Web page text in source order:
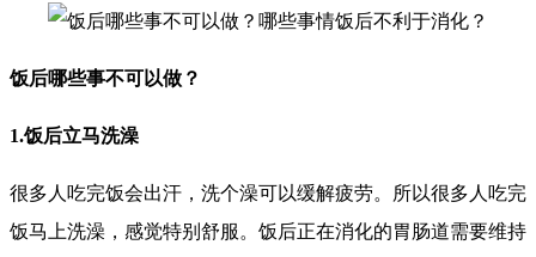
饭后哪些事不可以做？
1.饭后立马洗澡
很多人吃完饭会出汗，洗个澡可以缓解疲劳。所以很多人吃完
饭马上洗澡，感觉特别舒服。饭后正在消化的胃肠道需要维持